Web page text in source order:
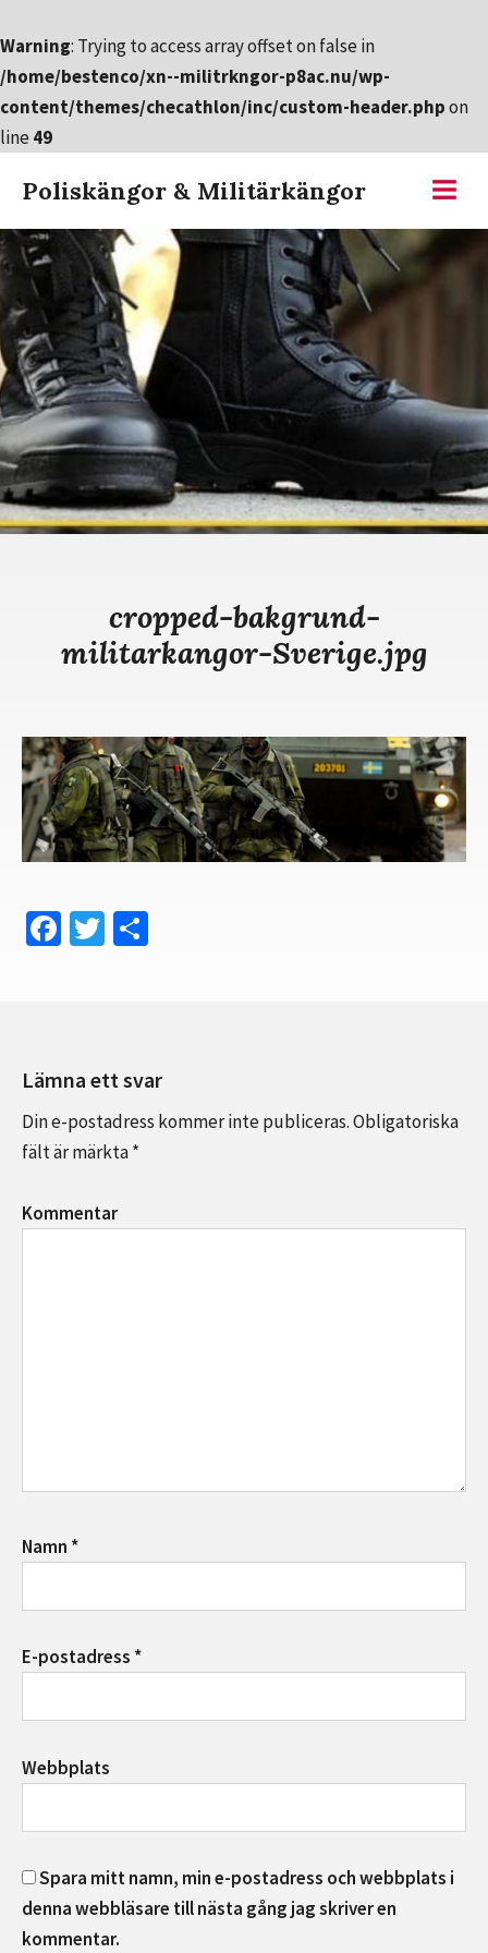
Warning: Trying to access array offset on false in
/home/bestenco/xn--militrkngor-p8ac.nu/wp-
content/themes/checathlon/inc/custom-header.phpon
line 49
innehållet
Poliskängor & Militärkängor
cropped-bakgrund-
militarkangor-Sverige.jpg
Fa
o
k
T
Lämna ett svar
Din e-postadress kommer inte publiceras.Obligatoriska
fält är märkta*
Kommentar
Namn *
E-postadress *
Webbplats
Spara mitt namn, min e-postadress och webbplats i
denna webbläsare till nästa gång jag skriver en
kommentar.